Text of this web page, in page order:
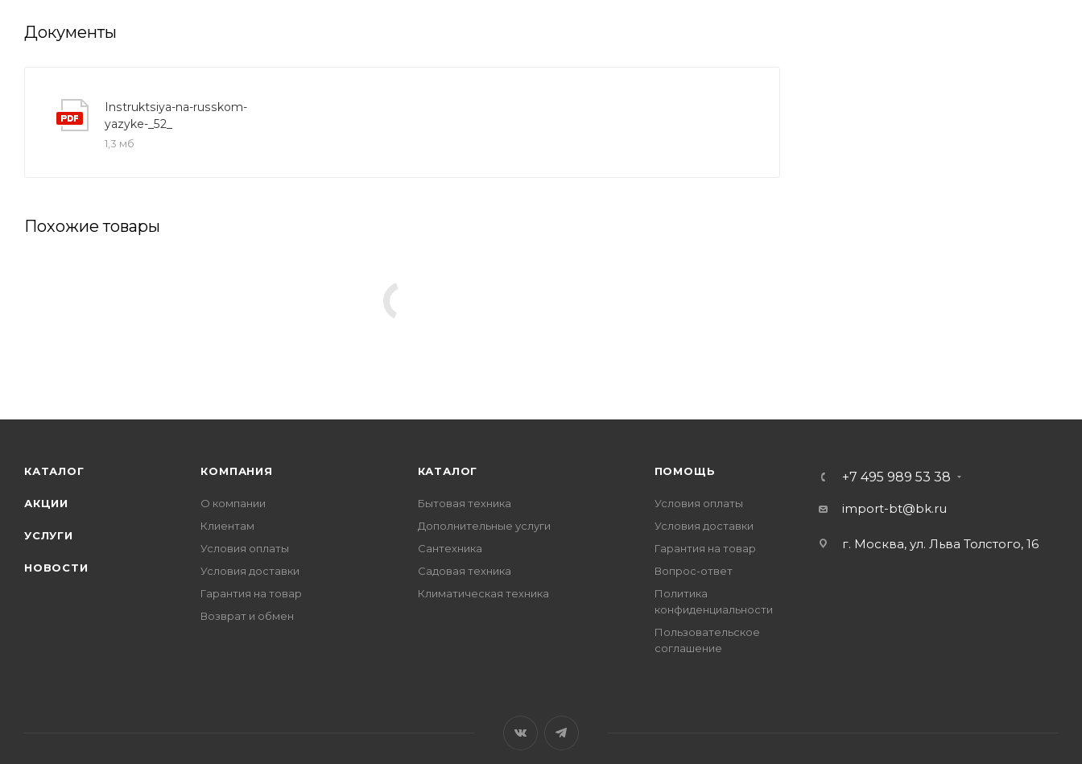
Документы
Instruktsiya-na-russkom-
yazyke-_52_
1,3 мб
Похожие товары
КАТАЛОГ
АКЦИИ
УСЛУГИ
НОВОСТИ
КОМПАНИЯ
О компании
Клиентам
Условия оплаты
Условия доставки
Гарантия на товар
Возврат и обмен
КАТАЛОГ
Бытовая техника
Дополнительные услуги
Сантехника
Садовая техника
Климатическая техника
ПОМОЩЬ
Условия оплаты
Условия доставки
Гарантия на товар
Вопрос-ответ
Политика
конфиденциальности
Пользовательское
соглашение
+7 495 989 53 38
import-bt@bk.ru
г. Москва, ул. Льва Толстого, 16